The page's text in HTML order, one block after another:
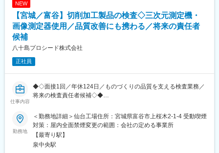
む業務です 新旧部品の電気特性差を明確にし 実機での熱やノイズ
影響を評価して報告書にまとめ 顧客との技術確認まで一貫して担
■半導体装置の安定受託ビジネス
技術力を背景に組立 開発 保守まで一貫対応できる点が当社の強み
できる環境です
残業は月平均20時間程度で年間休日も確保されており 1時間単位
の有給制度や育休実績など働きやすさを重視しています 教育制度
やOJTで未経験者を丁寧に育成し キャリアアップの道も明確に用
意しています
NEW
【宮城／富谷】切削加工製品の検査◇三次元測定機・
画像測定器使用／品質改善にも携わる／将来の責任者
候補
八十島プロシード株式会社
正社員
仕事内容
◆◇面接1回／年休124日／ものづくりの品質を支える検査業務／
将来の検査責任者候補◇◆
◎工場内は一定の温度・湿度に保たれており快適な環境です。
◎油汚れや粉じんがないクリーンな作業環境で就業いただけま
す。
■職務内容：
勤務地
＜勤務地詳細＞仙台工場住所：宮城県富谷市上桜木2-1-4 受動喫煙
対策：屋内全面禁煙変更の範囲：会社の定める事業所
【最寄り駅】
泉中央駅